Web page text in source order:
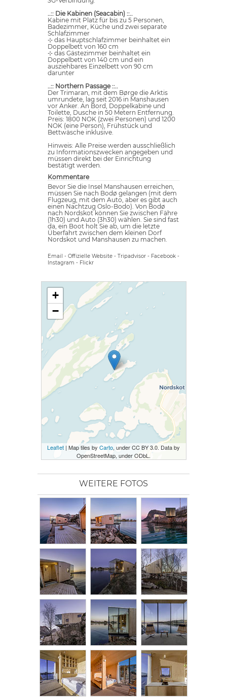
..:: Die Kabinen (Seacabin) ::..
Kabine mit Platz für bis zu 5 Personen,
Badezimmer, Küche und zwei separate
Schlafzimmer
⊹ das Hauptschlafzimmer beinhaltet ein
Doppelbett von 160 cm
⊹ das Gästezimmer beinhaltet ein
Doppelbett von 140 cm und ein
ausziehbares Einzelbett von 90 cm
darunter
..:: Northern Passage ::..
Der Trimaran, mit dem Børge die Arktis
umrundete, lag seit 2016 in Manshausen
vor Anker. An Bord, Doppelkabine und
Toilette, Dusche in 50 Metern Entfernung.
Preis: 1800 NOK (zwei Personen) und 1200
NOK (eine Person), Frühstück und
Bettwäsche inklusive.
Hinweis: Alle Preise werden ausschließlich
zu Informationszwecken angegeben und
müssen direkt bei der Einrichtung
bestätigt werden.
Kommentare
Bevor Sie die Insel Manshausen erreichen,
müssen Sie nach Bodø gelangen (mit dem
Flugzeug, mit dem Auto, aber es gibt auch
einen Nachtzug Oslo-Bodo). Von Bodø
nach Nordskot können Sie zwischen Fähre
(1h30) und Auto (3h30) wählen. Sie sind fast
da, ein Boot holt Sie ab, um die letzte
Überfahrt zwischen dem kleinen Dorf
Nordskot und Manshausen zu machen.
Email - Offizielle Website - Tripadvisor - Facebook -
Instagram - Flickr
+
−
Leaflet | Map tiles by Carto, under CC BY 3.0. Data by
OpenStreetMap, under ODbL.
WEITERE FOTOS